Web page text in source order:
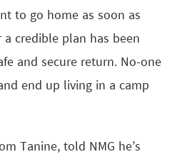
to go home as soon as
credible plan has been
and secure return. No-one
end up living in a camp
Tanine, told NMG he’s